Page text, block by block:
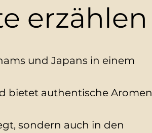
erzählen
und Japans in einem
bietet authentische Aromen
sondern auch in den